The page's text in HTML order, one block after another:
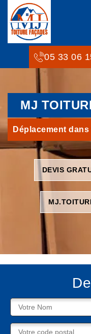
05 33 06
MJ
Déplacement
DEVIS